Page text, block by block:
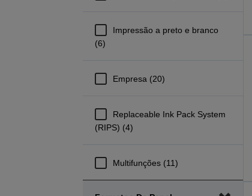
Impressão a preto e branco
(6)
Empresa (20)
Replaceable Ink Pack System
(RIPS) (4)
Multifunções (11)